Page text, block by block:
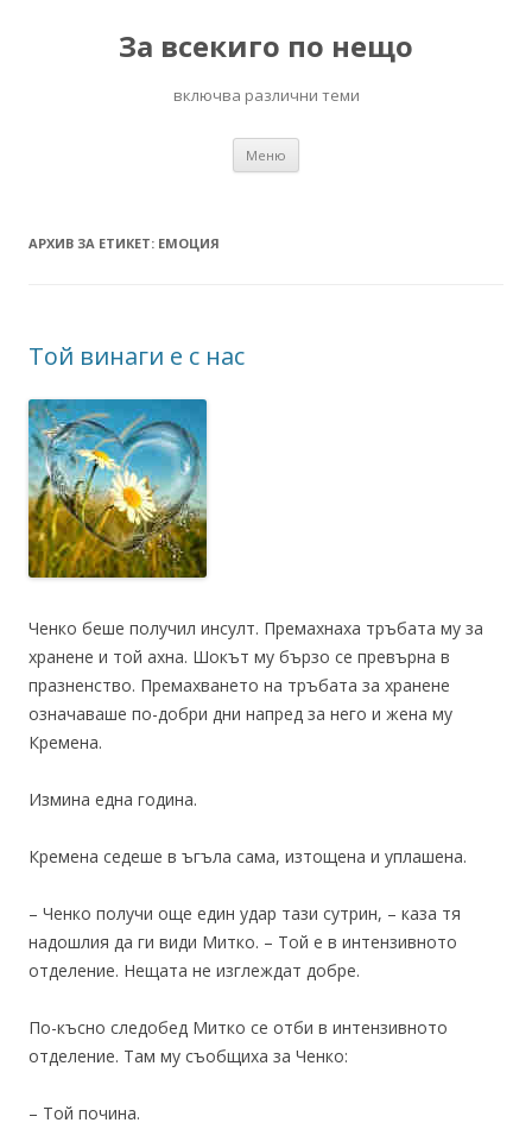
За всекиго по нещо
включва различни теми
Меню
АРХИВ ЗА ЕТИКЕТ: ЕМОЦИЯ
Той винаги е с нас
Ченко беше получил инсулт. Премахнаха тръбата му за
хранене и той ахна. Шокът му бързо се превърна в
празненство. Премахването на тръбата за хранене
означаваше по-добри дни напред за него и жена му
Кремена.
Измина една година.
Кремена седеше в ъгъла сама, изтощена и уплашена.
– Ченко получи още един удар тази сутрин, – каза тя
надошлия да ги види Митко. – Той е в интензивното
отделение. Нещата не изглеждат добре.
По-късно следобед Митко се отби в интензивното
отделение. Там му съобщиха за Ченко:
– Той почина.